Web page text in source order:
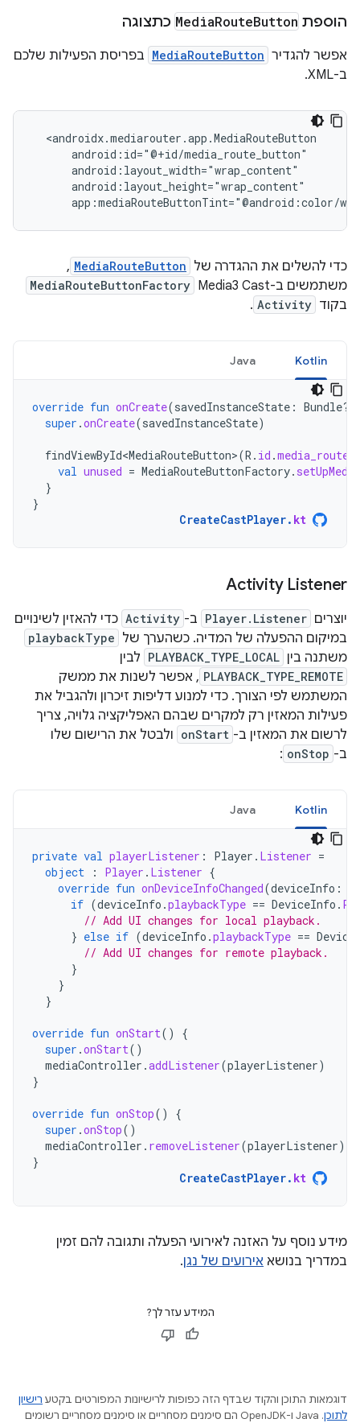
הוספת MediaRouteButton כתצוגה
אפשר להגדיר MediaRouteButton בפריסת הפעילות שלכם
ב-XML.
app:mediaRouteButtonTint="@android:color/
כדי להשלים את ההגדרה של MediaRouteButton
,
משתמשים ב-Media3 Cast‏
MediaRouteButtonFactory
בקוד Activity
.
Kotlin
Java
override fun onCreate(savedInstanceState : Bundle?)
super .onCreate(savedInstanceState)
findViewById<MediaRouteButton>(R . id .
val unused = MediaRouteButtonFactory.
}
}
CreateCastPlayer. kt
Activity Listener
יוצרים Player.Listener ב- Activity כדי להאזין לשינויים
במיקום ההפעלה של המדיה. כשהערך של playbackType
משתנה בין PLAYBACK_TYPE_LOCAL לבין
PLAYBACK_TYPE_REMOTE , אפשר לשנות את ממשק
המשתמש לפי הצורך. כדי למנוע דליפות זיכרון ולהגביל את
פעילות המאזין רק למקרים שבהם האפליקציה גלויה, צריך
לרשום את המאזין ב- onStart ולבטל את הרישום שלו
ב- onStop
:
Kotlin
Java
private val playerListener : Player . Listener =
object
: Player . Listener {
override fun onDeviceInfoChanged(deviceInfo :
if (deviceInfo .playbackType == DeviceInfo .
// Add UI changes for local playback.
} else if (deviceInfo .playbackType ==
// Add UI changes for remote playback.
}
}
}
override fun onStart()
{
super .onStart()
mediaController .addListener(playerListener)
}
override fun onStop()
{
super .onStop()
mediaController . removeListener(playerListener)
}
CreateCastPlayer. kt
מידע נוסף על האזנה לאירועי הפעלה ותגובה להם זמין
במדריך בנושא אירועים של נגן.
המידע עזר לך?
דוגמאות התוכן והקוד שבדף הזה כפופות לרישיונות המפורטים בקטע רישיון
לתוכן
.‏ Java ו-OpenJDK הם סימנים מסחריים או סימנים מסחריים רשומים